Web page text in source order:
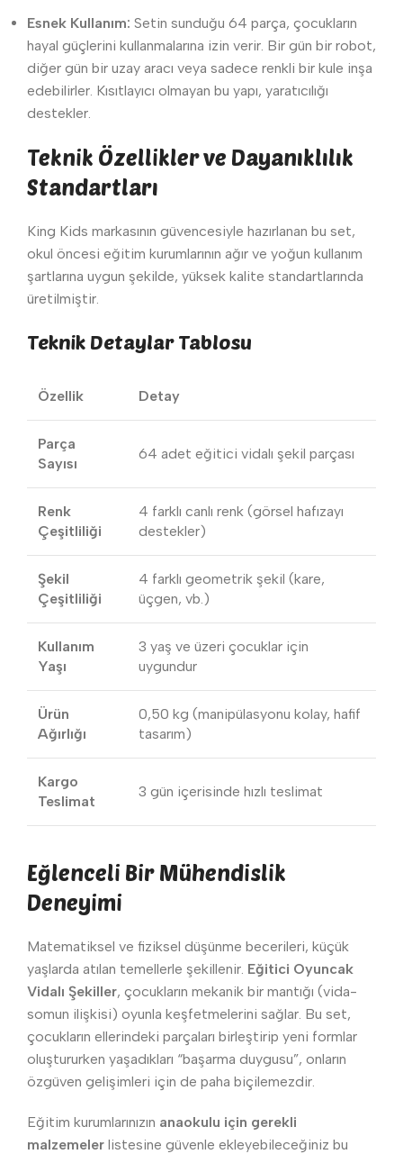
Esnek Kullanım: Setin sunduğu 64 parça, çocukların
hayal güçlerini kullanmalarına izin verir. Bir gün bir robot,
diğer gün bir uzay aracı veya sadece renkli bir kule inşa
edebilirler. Kısıtlayıcı olmayan bu yapı, yaratıcılığı
destekler.
Teknik Özellikler ve Dayanıklılık
Standartları
King Kids markasının güvencesiyle hazırlanan bu set,
okul öncesi eğitim kurumlarının ağır ve yoğun kullanım
şartlarına uygun şekilde, yüksek kalite standartlarında
üretilmiştir.
Teknik Detaylar Tablosu
Özellik Detay
Parça
Sayısı
64 adet eğitici vidalı şekil parçası
Renk
Çeşitliliği
4 farklı canlı renk (görsel hafızayı
destekler)
Şekil
Çeşitliliği
4 farklı geometrik şekil (kare,
üçgen, vb.)
Kullanım
Yaşı
3 yaş ve üzeri çocuklar için
uygundur
Ürün
Ağırlığı
0,50 kg (manipülasyonu kolay, hafif
tasarım)
Kargo
Teslimat
3 gün içerisinde hızlı teslimat
Eğlenceli Bir Mühendislik
Deneyimi
Matematiksel ve fiziksel düşünme becerileri, küçük
yaşlarda atılan temellerle şekillenir. Eğitici Oyuncak
Vidalı Şekiller, çocukların mekanik bir mantığı (vida-
somun ilişkisi) oyunla keşfetmelerini sağlar. Bu set,
çocukların ellerindeki parçaları birleştirip yeni formlar
oluştururken yaşadıkları “başarma duygusu”, onların
özgüven gelişimleri için de paha biçilemezdir.
Eğitim kurumlarınızın anaokulu için gerekli
malzemeler listesine güvenle ekleyebileceğiniz bu